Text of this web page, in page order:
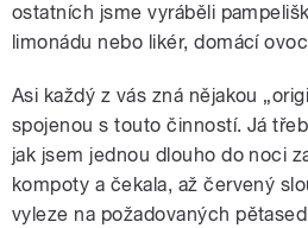
ostatních jsme vyráběli
limonádu nebo likér, domácí
Asi každý z vás zná nějakou
spojenou s touto činností. Já
jak jsem jednou dlouho do noci
kompoty a čekala, až červený
vyleze na požadovaných